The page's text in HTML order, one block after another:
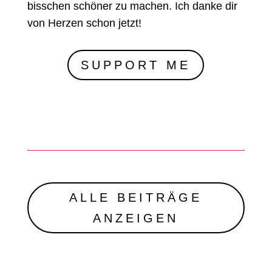
bisschen schöner zu machen. Ich danke dir
von Herzen schon jetzt!
SUPPORT ME
ALLE BEITRÄGE
ANZEIGEN